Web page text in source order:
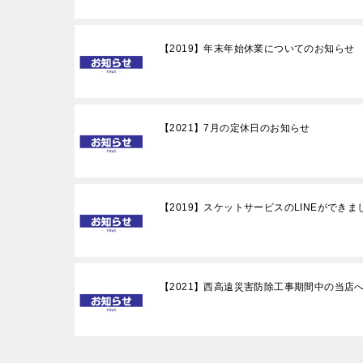
【2019】年末年始休業についてのお知らせ
【2021】7月の定休日のお知らせ
【2019】スケットサービスのLINEができま
【2021】西高遠災害防除工事期間中の当店